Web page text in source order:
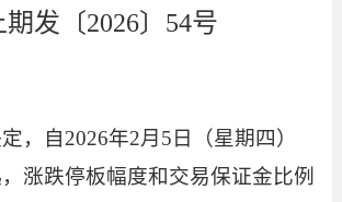
期发〔2026〕54号
，自2026年2月5日（星期四）
涨跌停板幅度和交易保证金比例